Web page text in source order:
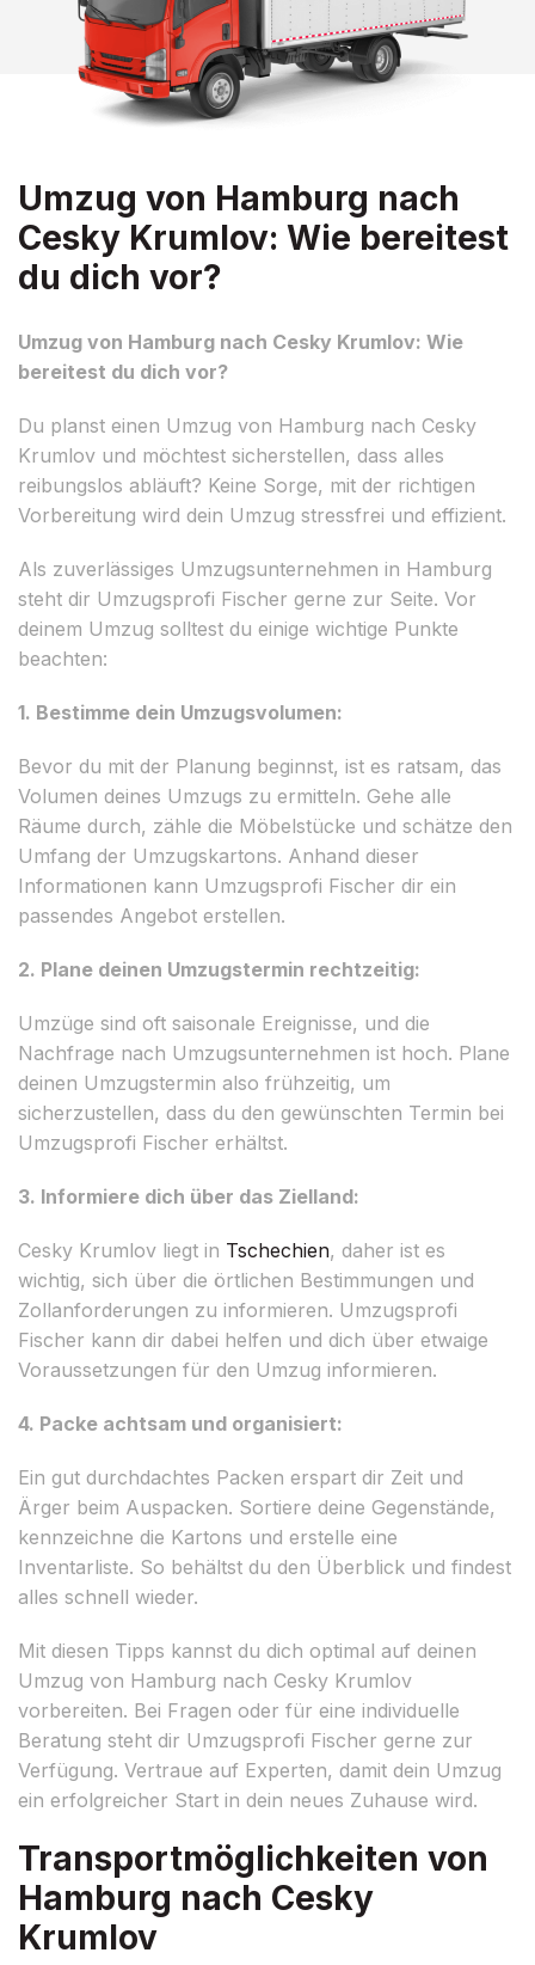
Umzug von Hamburg nach
Cesky Krumlov: Wie bereitest
du dich vor?
Umzug von Hamburg nach Cesky Krumlov: Wie
bereitest du dich vor?
Du planst einen Umzug von Hamburg nach Cesky
Krumlov und möchtest sicherstellen, dass alles
reibungslos abläuft? Keine Sorge, mit der richtigen
Vorbereitung wird dein Umzug stressfrei und effizient.
Als zuverlässiges Umzugsunternehmen in Hamburg
steht dir Umzugsprofi Fischer gerne zur Seite. Vor
deinem Umzug solltest du einige wichtige Punkte
beachten:
1. Bestimme dein Umzugsvolumen:
Bevor du mit der Planung beginnst, ist es ratsam, das
Volumen deines Umzugs zu ermitteln. Gehe alle
Räume durch, zähle die Möbelstücke und schätze den
Umfang der Umzugskartons. Anhand dieser
Informationen kann Umzugsprofi Fischer dir ein
passendes Angebot erstellen.
2. Plane deinen Umzugstermin rechtzeitig:
Umzüge sind oft saisonale Ereignisse, und die
Nachfrage nach Umzugsunternehmen ist hoch. Plane
deinen Umzugstermin also frühzeitig, um
sicherzustellen, dass du den gewünschten Termin bei
Umzugsprofi Fischer erhältst.
3. Informiere dich über das Zielland:
Cesky Krumlov liegt in Tschechien, daher ist es
wichtig, sich über die örtlichen Bestimmungen und
Zollanforderungen zu informieren. Umzugsprofi
Fischer kann dir dabei helfen und dich über etwaige
Voraussetzungen für den Umzug informieren.
4. Packe achtsam und organisiert:
Ein gut durchdachtes Packen erspart dir Zeit und
Ärger beim Auspacken. Sortiere deine Gegenstände,
kennzeichne die Kartons und erstelle eine
Inventarliste. So behältst du den Überblick und findest
alles schnell wieder.
Mit diesen Tipps kannst du dich optimal auf deinen
Umzug von Hamburg nach Cesky Krumlov
vorbereiten. Bei Fragen oder für eine individuelle
Beratung steht dir Umzugsprofi Fischer gerne zur
Verfügung. Vertraue auf Experten, damit dein Umzug
ein erfolgreicher Start in dein neues Zuhause wird.
Transportmöglichkeiten von
Hamburg nach Cesky
Krumlov